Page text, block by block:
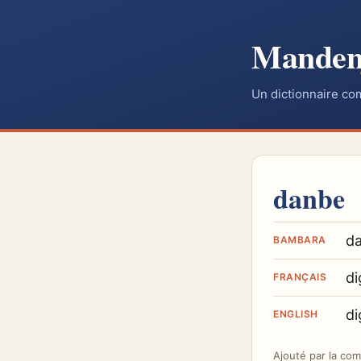
Un dictionnaire
danbe
BAMBARA
FRANÇAIS
ENGLISH
Ajouté par la